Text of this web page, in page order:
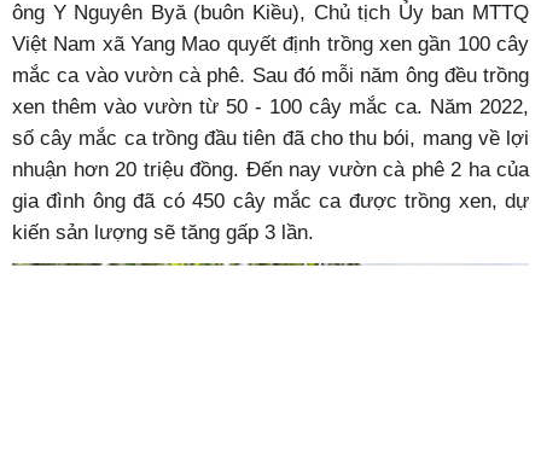
ông Y Nguyên Byă (buôn Kiều), Chủ tịch Ủy ban MTTQ
Việt Nam xã Yang Mao quyết định trồng xen gần 100 cây
mắc ca vào vườn cà phê. Sau đó mỗi năm ông đều trồng
xen thêm vào vườn từ 50 - 100 cây mắc ca. Năm 2022,
số cây mắc ca trồng đầu tiên đã cho thu bói, mang về lợi
nhuận hơn 20 triệu đồng. Đến nay vườn cà phê 2 ha của
gia đình ông đã có 450 cây mắc ca được trồng xen, dự
kiến sản lượng sẽ tăng gấp 3 lần.